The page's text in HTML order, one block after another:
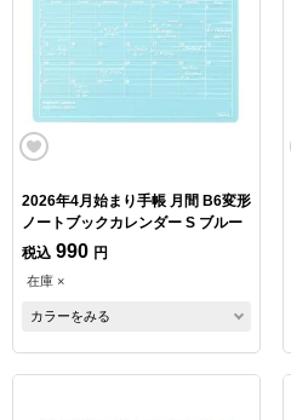
2026年4月始まり手帳 月間 B6変形
ノートブックカレンダー S ブルー
税込 990 円
在庫 ×
カラーをみる